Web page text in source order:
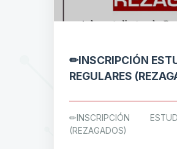
✏INSCRIPCIÓN
REGULARES
✏INSCRIPCIÓN
(REZAGADOS)